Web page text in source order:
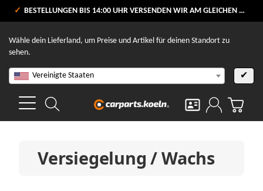
VERSANDKOSTENFREI AB 80 €
BESTELLUNGEN BIS 14:00 UHR VERSENDEN WIR AM GLEICHEN WERKTAG
Wähle dein Lieferland, um Preise und Artikel für deinen Standort zu
sehen.
Vereinigte Staaten ✔
Versiegelung / Wachs